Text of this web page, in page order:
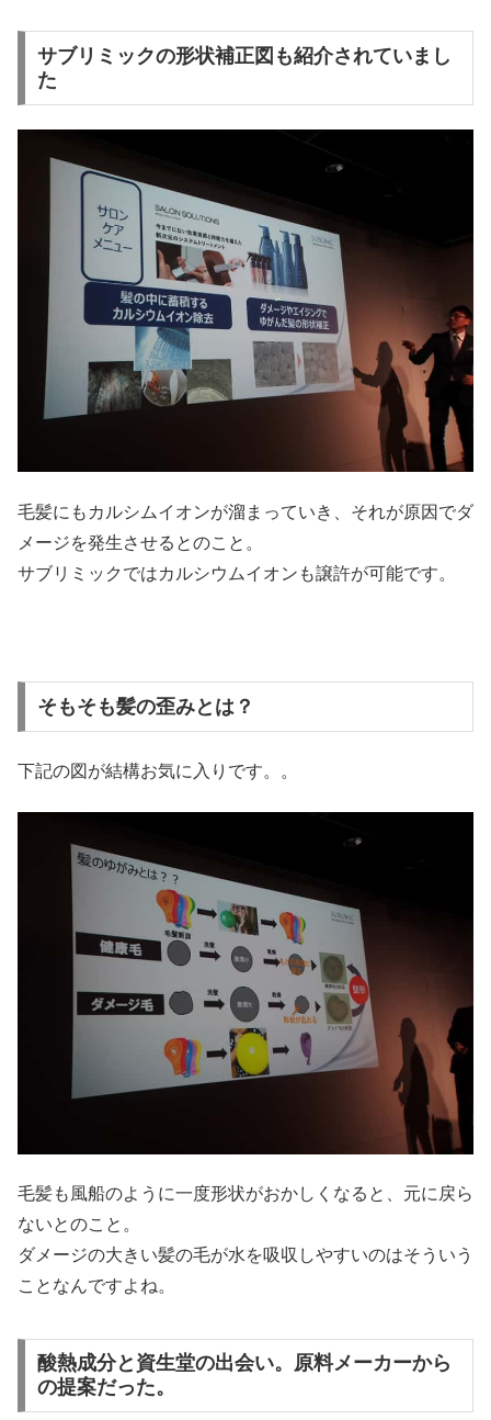
サブリミックの形状補正図も紹介されていまし
た
毛髪にもカルシムイオンが溜まっていき、それが原因でダ
メージを発生させるとのこと。
サブリミックではカルシウムイオンも譲許が可能です。
そもそも髪の歪みとは？
下記の図が結構お気に入りです。。
毛髪も風船のように一度形状がおかしくなると、元に戻ら
ないとのこと。
ダメージの大きい髪の毛が水を吸収しやすいのはそういう
ことなんですよね。
酸熱成分と資生堂の出会い。原料メーカーから
の提案だった。